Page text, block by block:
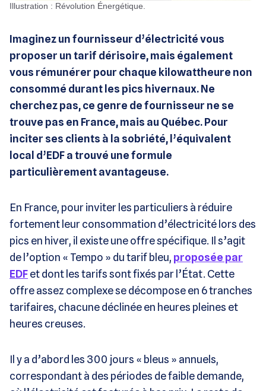
Illustration : Révolution Énergétique.
Imaginez un fournisseur d’électricité vous
proposer un tarif dérisoire, mais également
vous rémunérer pour chaque kilowattheure non
consommé durant les pics hivernaux. Ne
cherchez pas, ce genre de fournisseur ne se
trouve pas en France, mais au Québec. Pour
inciter ses clients à la sobriété, l’équivalent
local d’EDF a trouvé une formule
particulièrement avantageuse.
En France, pour inviter les particuliers à réduire
fortement leur consommation d’électricité lors des
pics en hiver, il existe une offre spécifique. Il s’agit
de l’option « Tempo » du tarif bleu, proposée par
EDFet dont les tarifs sont fixés par l’État. Cette
offre assez complexe se décompose en 6 tranches
tarifaires, chacune déclinée en heures pleines et
heures creuses.
Il y a d’abord les 300 jours « bleus » annuels,
correspondant à des périodes de faible demande,